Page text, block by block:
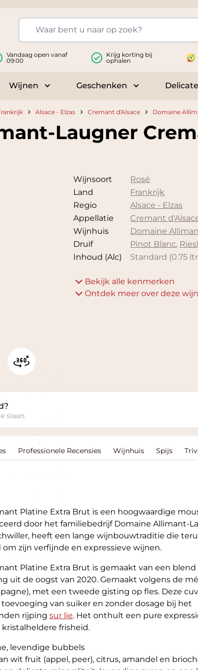
Vandaag open vanaf
09:00
Krijg korting bij
ophalen
Wijnen
Toggle submenu for Wijnen
Geschenken
Toggle
Alsace - Elzas Cremant d'Alsace Domaine
Laugner
Wijnsoort
Rosé
Land
Frankrijk
Regio
Alsace - Elzas
Appellatie
Cremant
Wijnhuis
Domaine
Druif
Pinot Blanc,
Inhoud (Alc)
Standard (0.75
Bekijk alle kenmerken
Ontdek meer over deze wijn
slaan.
Professionele Recensies Wijnhuis Spijs
Platine Extra Brut is een hoogwaardige
door het familiebedrijf Domaine Allimant-
heeft een lange wijnbouwtraditie die
om zijn verfijnde en expressieve wijnen.
Platine Extra Brut is gemaakt van een blend
uit de oogst van 2020. Gemaakt volgens de
met een tweede gisting op fles. Deze
van suiker en zonder dosage bij het
rijping sur lie. Het onthult een pure
frisheid.
levendige bubbels
wit fruit (appel, peer), citrus, amandel en